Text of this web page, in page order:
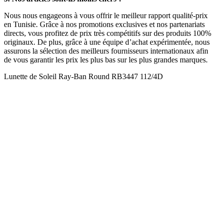
Nous nous engageons à vous offrir le meilleur rapport qualité-prix
en Tunisie. Grâce à nos promotions exclusives et nos partenariats
directs, vous profitez de prix très compétitifs sur des produits 100%
originaux. De plus, grâce à une équipe d’achat expérimentée, nous
assurons la sélection des meilleurs fournisseurs internationaux afin
de vous garantir les prix les plus bas sur les plus grandes marques.
Lunette de Soleil Ray-Ban Round RB3447 112/4D